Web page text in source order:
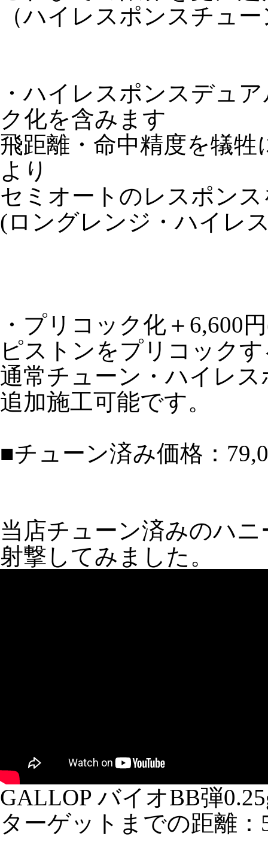
（ハイレスポンスチュ
・ハイレスポンスデュ
ク化を含みます
飛距離・命中精度を犠
より
セミオートのレスポン
(ロングレンジ・ハイレ
・プリコック化＋6,600
ピストンをプリコック
通常チューン・ハイレ
追加施工可能です。
■チューン済み価格：
当店チューン済みのハ
射撃してみました。
GALLOP バイオBB弾
ターゲットまでの距離：